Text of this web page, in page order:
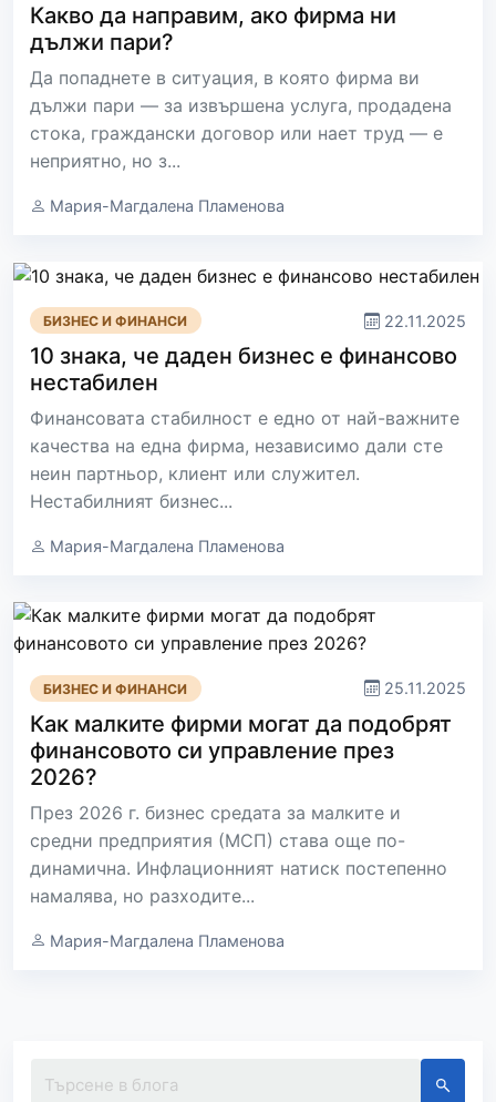
Какво да направим, ако фирма ни
дължи пари?
Да попаднете в ситуация, в която фирма ви
дължи пари — за извършена услуга, продадена
стока, граждански договор или нает труд — е
неприятно, но з...
Мария-Магдалена Пламенова
БИЗНЕС И ФИНАНСИ 22.11.2025
10 знака, че даден бизнес е финансово
нестабилен
Финансовата стабилност е едно от най-важните
качества на една фирма, независимо дали сте
неин партньор, клиент или служител.
Нестабилният бизнес...
Мария-Магдалена Пламенова
БИЗНЕС И ФИНАНСИ 25.11.2025
Как малките фирми могат да подобрят
финансовото си управление през
2026?
През 2026 г. бизнес средата за малките и
средни предприятия (МСП) става още по-
динамична. Инфлационният натиск постепенно
намалява, но разходите...
Мария-Магдалена Пламенова